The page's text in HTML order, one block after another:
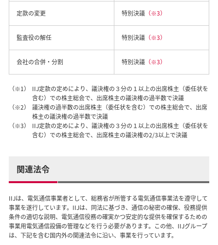
定款の変更 特別決議 （※3）
監査役の解任 特別決議 （※3）
会社の合併・分割 特別決議 （※3）
（※1）
IIJ定款の定めにより、議決権の３分の１以上の出席株主（委任状を
含む）での株主総会で、出席株主の議決権の過半数で決議
（※2）
議決権の過半数の出席株主（委任状を含む）での株主総会で、出席
株主の議決権の過半数で決議
（※3）
IIJ定款の定めにより、議決権の３分の１以上の出席株主（委任状を
含む）での株主総会で、出席株主の議決権の2/3以上で決議
関連法令
IIJは、電気通信事業者として、総務省が所管する電気通信事業法を遵守して
事業を遂行しています。IIJは、同法に基づき、通信の秘密の確保、役務提供
条件の適切な説明、電気通信役務の確実かつ安定的な提供を確保するための
事業用電気通信設備の管理などを行う必要があります。この他、IIJグループ
は、下記を含む国内外の関連法令に沿い、事業を行っています。